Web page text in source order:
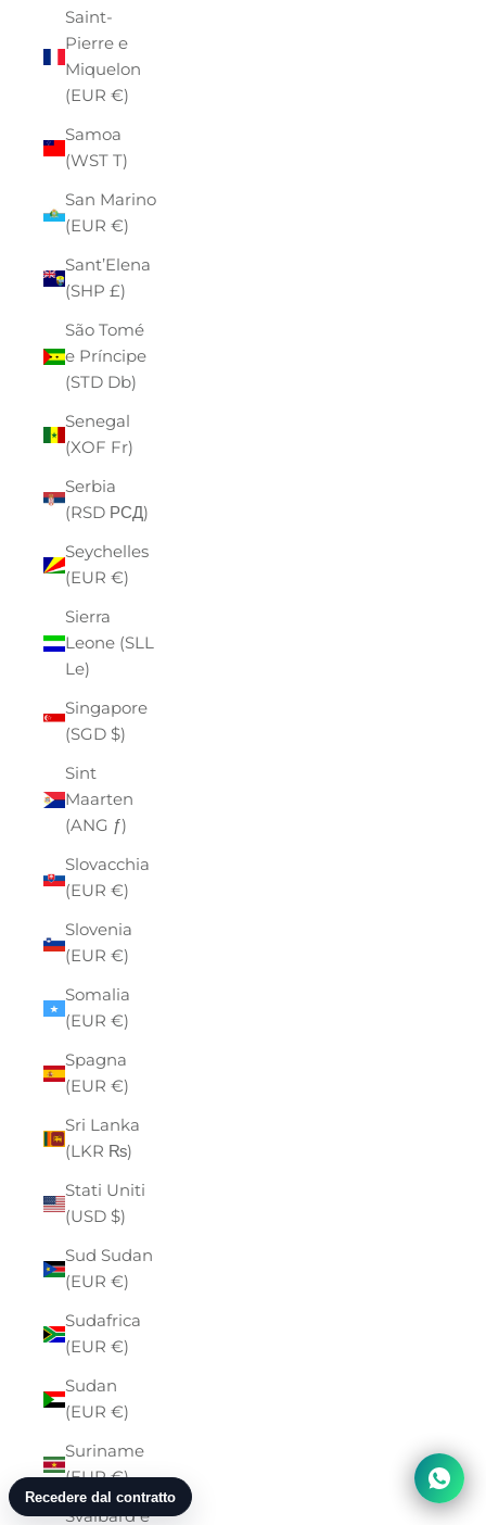
Saint-
Pierre e
Miquelon
(EUR €)
Samoa
(WST T)
San Marino
(EUR €)
Sant’Elena
(SHP £)
São Tomé
e Príncipe
(STD Db)
Senegal
(XOF Fr)
Serbia
(RSD РСД)
Seychelles
(EUR €)
Sierra
Leone (SLL
Le)
Singapore
(SGD $)
Sint
Maarten
(ANG ƒ)
Slovacchia
(EUR €)
Slovenia
(EUR €)
Somalia
(EUR €)
Spagna
(EUR €)
Sri Lanka
(LKR ₨)
Stati Uniti
(USD $)
Sud Sudan
(EUR €)
Sudafrica
(EUR €)
Sudan
(EUR €)
Suriname
(EUR €)
Svalbard e